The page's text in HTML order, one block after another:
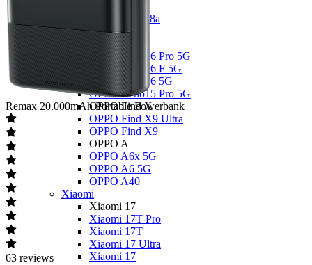
Google Pixel 8a
OPPO
OPPO Reno
OPPO Reno16 Pro 5G
OPPO Reno16 F 5G
OPPO Reno16 5G
OPPO Reno15 Pro 5G
OPPO Find X
OPPO Find X9 Ultra
OPPO Find X9
OPPO A
OPPO A6x 5G
OPPO A6 5G
OPPO A40
Xiaomi
Xiaomi 17
Xiaomi 17T Pro
Xiaomi 17T
Xiaomi 17 Ultra
Xiaomi 17
Remax 20.000mAh Portable Powerbank
63 reviews